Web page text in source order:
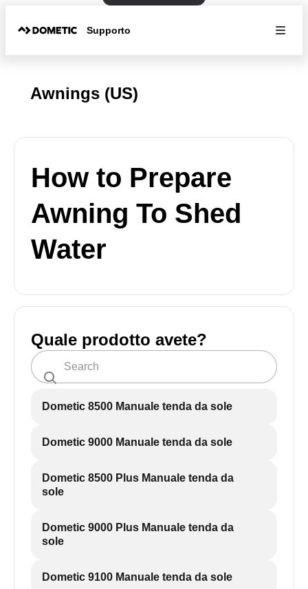
Supporto
Awnings (US)
How to Prepare
Awning To Shed
Water
Quale prodotto avete?
Dometic 8500 Manuale tenda da sole
Dometic 9000 Manuale tenda da sole
Dometic 8500 Plus Manuale tenda da
sole
Dometic 9000 Plus Manuale tenda da
sole
Dometic 9100 Manuale tenda da sole